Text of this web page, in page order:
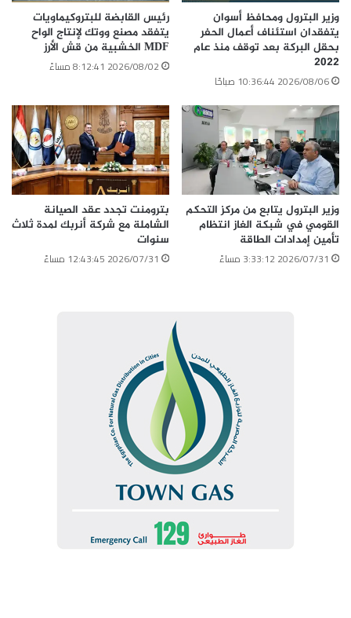
وزير البترول ومحافظ أسوان
يتفقدان استئناف أعمال الحفر
بحقل البركة بعد توقف منذ عام
2022
2026/08/06 10:36:44 صباحًا
رئيس القابضة للبتروكيماويات
يتفقد مصنع ووتك لإنتاج الواح
MDF الخشبية من قش الأرز
2026/08/02 8:12:41 مساءً
وزير البترول يتابع من مركز التحكم
القومي في شبكة الغاز انتظام
تأمين إمدادات الطاقة
2026/07/31 3:33:12 مساءً
بترومنت تجدد عقد الصيانة
الشاملة مع شركة أنربك لمدة ثلاث
سنوات
2026/07/31 12:43:45 مساءً